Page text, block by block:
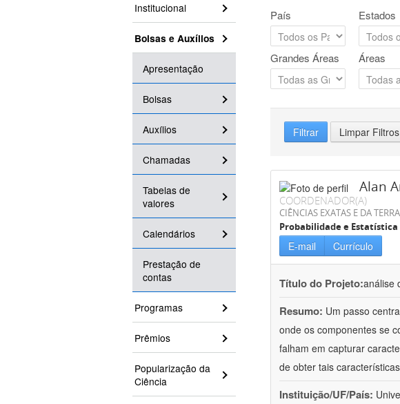
Institucional
Bolsas e Auxílios
Apresentação
Bolsas
Auxílios
Chamadas
Tabelas de
valores
Calendários
Prestação de
contas
Programas
Prêmios
Popularização da
Ciência
País Estados
Grandes Áreas Áreas
Filtrar Limpar Filtros
Alan
COORDENADOR(A)
CIÊNCIAS EXATAS E DA TERRA
Probabilidade e Estatística
E-mail Currículo
Título do Projeto:análise
Resumo: Um passo
onde os componentes se
falham em capturar
de obter tais
Instituição/UF/País: